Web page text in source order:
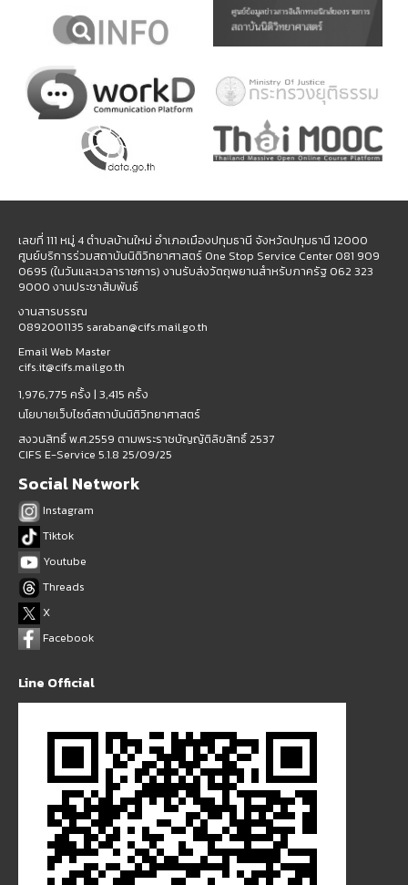
เลขที่ 111 หมู่ 4 ตำบลบ้านใหม่ อำเภอเมืองปทุมธานี จังหวัดปทุมธานี 12000
ศูนย์บริการร่วมสถาบันนิติวิทยาศาสตร์ One Stop Service Center 081 909
0695 (ในวันและเวลาราชการ) งานรับส่งวัตถุพยานสำหรับภาครัฐ 062 323
9000 งานประชาสัมพันธ์
งานสารบรรณ
0892001135 saraban@cifs.mail.go.th
Email Web Master
cifs.it@cifs.mail.go.th
1,976,775 ครั้ง | 3,415 ครั้ง
นโยบายเว็บไซต์สถาบันนิติวิทยาศาสตร์
สงวนสิทธิ์ พ.ศ.2559 ตามพระราชบัญญัติลิขสิทธิ์ 2537
CIFS E-Service 5.1.8 25/09/25
Social Network
Instagram
Tiktok
Youtube
Threads
X
Facebook
Line Official